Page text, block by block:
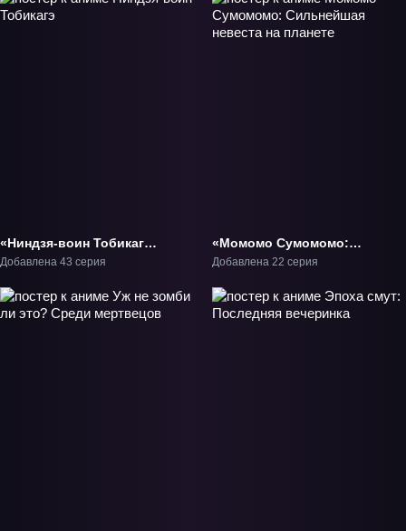
«Ниндзя-воин Тобикагэ»
ТВ-1
Добавлена 43 серия
«Момомо Сумомомо:
Сильнейшая невеста на
Добавлена 22 серия